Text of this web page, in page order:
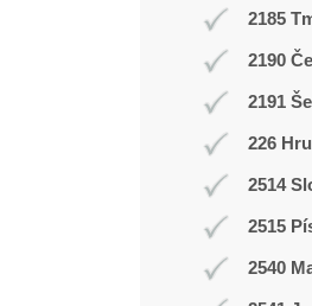
2185
2190
2191
226
2514
2515
2540